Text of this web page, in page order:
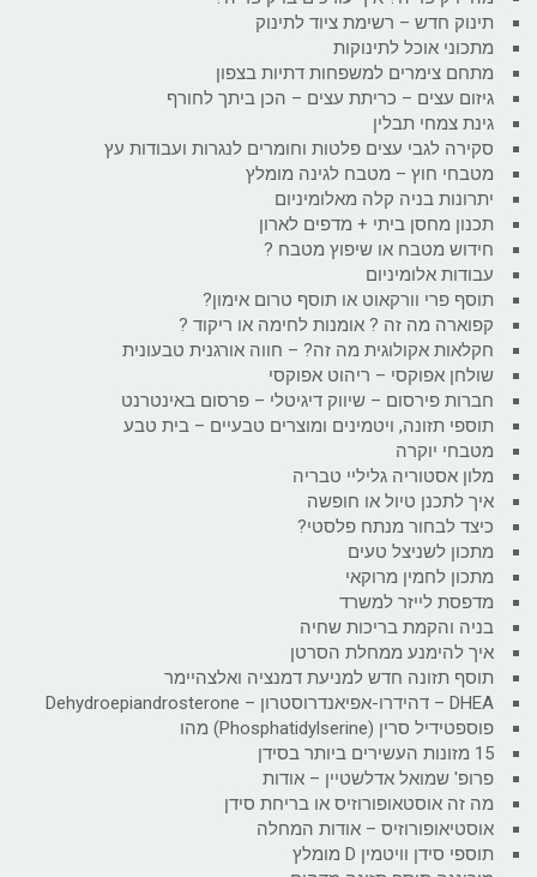
תינוק חדש – רשימת ציוד לתינוק
מתכוני אוכל לתינוקות
מתחם צימרים למשפחות דתיות בצפון
גיזום עצים – כריתת עצים – הכן ביתך לחורף
גינת צמחי תבלין
סקירה לגבי עצים פלטות וחומרים לנגרות ועבודות עץ
מטבחי חוץ – מטבח לגינה מומלץ
יתרונות בניה קלה מאלומיניום
תכנון מחסן ביתי + מדפים לארון
חידוש מטבח או שיפוץ מטבח ?
עבודות אלומיניום
תוסף פרי וורקאוט או תוסף טרום אימון?
קפוארה מה זה ? אומנות לחימה או ריקוד ?
חקלאות אקולוגית מה זה? – חווה אורגנית טבעונית
שולחן אפוקסי – ריהוט אפוקסי
חברות פירסום – שיווק דיגיטלי – פרסום באינטרנט
תוספי תזונה, ויטמינים ומוצרים טבעיים – בית טבע
מטבחי יוקרה
מלון אסטוריה גליליי טבריה
איך לתכנן טיול או חופשה
כיצד לבחור מנתח פלסטי?
מתכון לשניצל טעים
מתכון לחמין מרוקאי
מדפסת לייזר למשרד
בניה והקמת בריכות שחיה
איך להימנע ממחלת הסרטן
תוסף תזונה חדש למניעת דמנציה ואלצהיימר
DHEA – דהידרו-אפיאנדרוסטרון – Dehydroepiandrosterone
פוספטידיל סרין (Phosphatidylserine) מהו
15 מזונות העשירים ביותר בסידן
פרופ' שמואל אדלשטיין – אודות
מה זה אוסטאופורוזיס או בריחת סידן
אוסטיאופורוזיס – אודות המחלה
תוספי סידן וויטמין D מומלץ